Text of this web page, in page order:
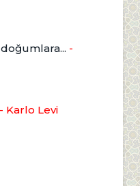
-
- Karlo Levi